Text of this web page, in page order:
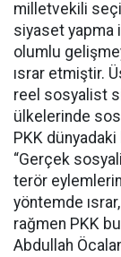
milletvekili
siyaset yapma
olumlu
ısrar etmiştir.
reel sosyalist
ülkelerinde
PKK
“Gerçek
terör
yöntemde
rağmen PKK
Abdullah